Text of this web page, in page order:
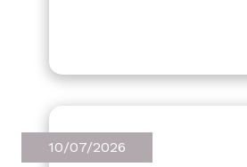
10/07/2026